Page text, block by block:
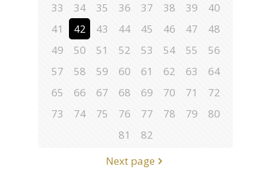
33
34 35 36 37 38 39
40
41
42 43 44 45 46 47
48
49
50 51 52 53 54 55
56
57
58 59 60 61 62 63
64
65
66 67 68 69 70 71
72
73
74 75 76 77 78 79
80
81
82
Next page